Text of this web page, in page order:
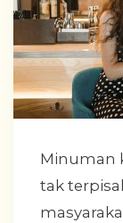
Minuman
tak